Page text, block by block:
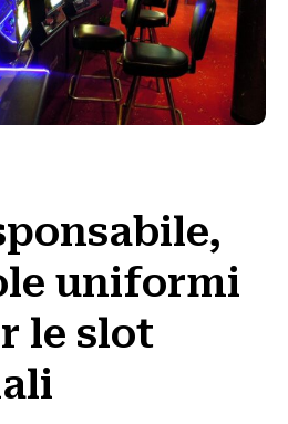
uniformi
le slot